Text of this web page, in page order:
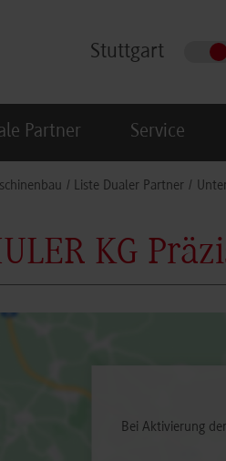
Stuttgart
Partner Service
Liste Dualer Partner
KG
Bei Aktivierung